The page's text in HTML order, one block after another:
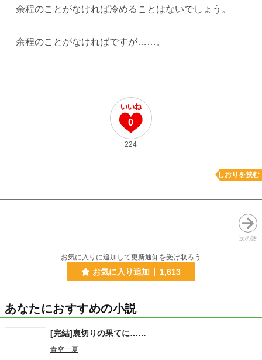
余程のことがなければ冷めることはないでしょう。
余程のことがなければですが……。
0
224
しおりを挟む
次の話
お気に入りに追加して更新通知を受け取ろう
お気に入り追加 1,613
あなたにおすすめの小説
[完結]裏切りの果てに……
青空一夏